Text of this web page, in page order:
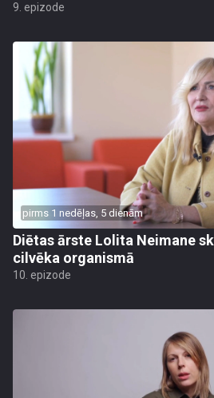
9. epizode
pirms 1 nedēļas, 5 dienām
Diētas ārste Lolita Neimane
cilvēka organismā
10. epizode